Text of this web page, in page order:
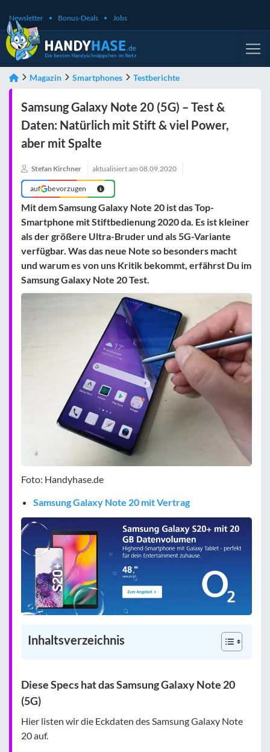
Newsletter Bonus-Deals Jobs
Magazin Smartphones Testberichte
Samsung Galaxy Note 20 (5G) – Test &
Daten: Natürlich mit Stift & viel Power,
aber mit Spalte
Stefan Kirchner aktualisiert am 08.09.2020
auf bevorzugen
Mit dem Samsung Galaxy Note 20 ist das Top-
Smartphone mit Stiftbedienung 2020 da. Es ist kleiner
als der größere Ultra-Bruder und als 5G-Variante
verfügbar. Was das neue Note so besonders macht
und warum es von uns Kritik bekommt, erfährst Du im
Samsung Galaxy Note 20 Test.
Foto: Handyhase.de
Samsung Galaxy Note 20 mit Vertrag
Inhaltsverzeichnis
Diese Specs hat das Samsung Galaxy Note 20
(5G)
Hier listen wir die Eckdaten des Samsung Galaxy Note
20 auf.